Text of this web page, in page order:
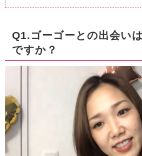
Q1.ゴーゴーとの出会い
ですか？